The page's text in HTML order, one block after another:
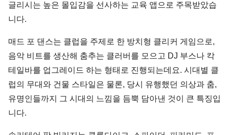
글리시는 높은 몰입감을 선사하는 교육 앱으로 주목받았습
니다.
매드 포 댄스는 클럽을 주제로 한 방치형 클리커 게임으로,
음악 비트를 생산해 춤추는 클러버를 모으고 DJ 부스나 칵
테일바를 업그레이드 하는 형태로 진행되는데요. 시대별 클
럽의 무대와 건물 스타일은 물론, 당시 유행했던 의상과 춤,
유명인들까지 그 시대의 느낌을 듬뿍 담아낸 것이 큰 특징입
니다.